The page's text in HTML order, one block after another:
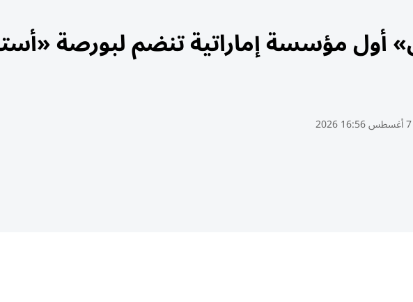
أول مؤسسة إماراتية تنضم لبورصة
7 أغسطس 16:56 2026